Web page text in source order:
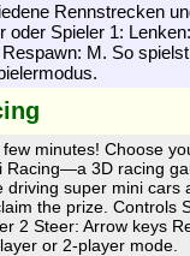
Rennstrecken
Spieler 1:
M. So
minutes! Choose
3D racing
super mini cars
the prize. Controls
2 Steer: Arrow keys
or 2-player mode.